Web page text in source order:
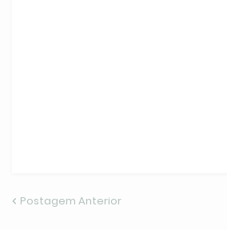
Postagem Anterior